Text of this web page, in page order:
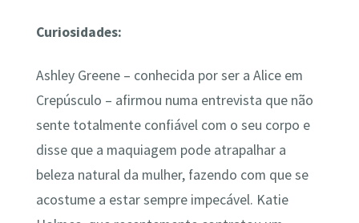
Curiosidades:
Ashley Greene – conhecida por ser a Alice em
Crepúsculo – afirmou numa entrevista que não
sente totalmente confiável com o seu corpo e
disse que a maquiagem pode atrapalhar a
beleza natural da mulher, fazendo com que se
acostume a estar sempre impecável. Katie